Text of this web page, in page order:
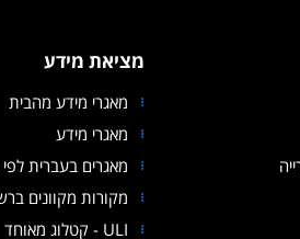
מציאת מידע
מאגרי מידע מהבית
מאגרי מידע
מאגרים בעברית
מקורות מקוונים
ULI - קטלוג מאוחד